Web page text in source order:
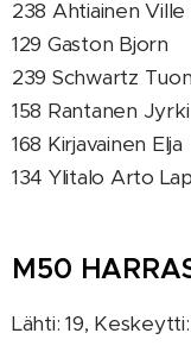
238 Ahtiainen
129 Gaston Bjorn
239 Schwartz
158 Rantanen Jyrki
168 Kirjavainen Elja
134 Ylitalo Arto
M50
Lähti: 19,